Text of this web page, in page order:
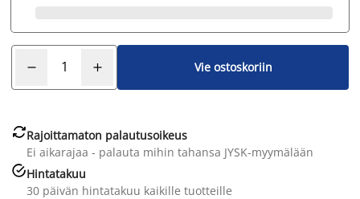
Vie ostoskoriin
Rajoittamaton palautusoikeus
Ei aikarajaa - palauta mihin tahansa JYSK-myymälään
Hintatakuu
30 päivän hintatakuu kaikille tuotteille